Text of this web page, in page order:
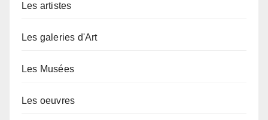
Les artistes
Les galeries d'Art
Les Musées
Les oeuvres